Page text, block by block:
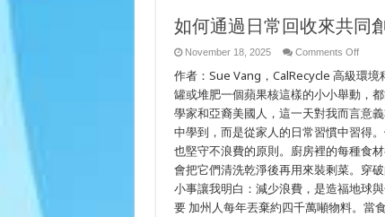
qua
việc
chế
ngày?
如何通過日常回收來共同
November 18, 2025 Comments Offon
何
通
過
日
常
回
收
來
共
同
創
作者：Sue Vang，CalRecycle 高級環
罐或堆肥一個蘋果核這樣的小小舉動，
學家和亞裔美國人，這一天對我而言意
中學到，而是從家人的日常習慣中習得
也堅守不浪費的原則。廚房裡的每種食
會把它們清洗乾淨後再用來裝剩菜。穿
小事讓我明白：減少浪費，是造福地球
要 加州人每年丟棄約四千萬噸物料。當